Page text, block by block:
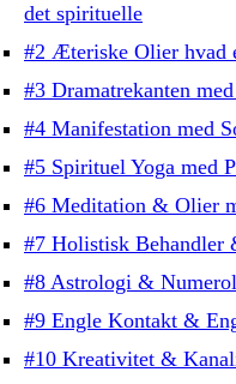
det spirituelle
#2 Æteriske Olier hvad
#3 Dramatrekanten
#4 Manifestation med
#5 Spirituel Yoga med
#6 Meditation & Olier
#7 Holistisk Behandler
#8 Astrologi &
#9 Engle Kontakt &
#10 Kreativitet &